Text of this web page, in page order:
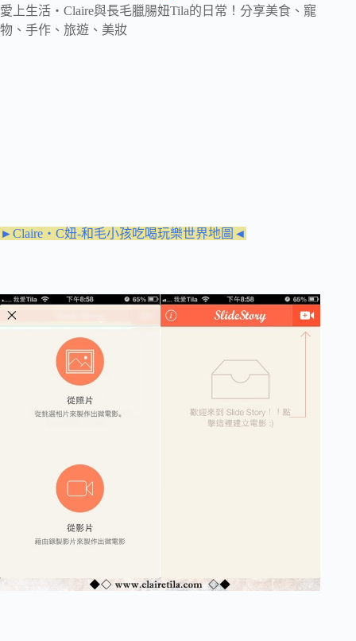
愛上生活‧Claire與長毛臘腸妞Tila的日常！分享美食、寵
物、手作、旅遊、美妝
►Claire‧C妞-和毛小孩吃喝玩樂世界地圖◄